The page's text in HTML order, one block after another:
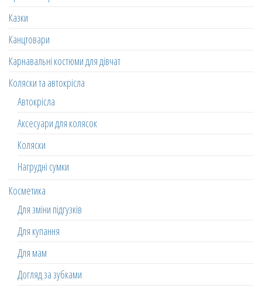
Казки
Канцтовари
Карнавальні костюми для дівчат
Коляски та автокрісла
Автокрісла
Аксесуари для колясок
Коляски
Нагрудні сумки
Косметика
Для зміни підгузків
Для купання
Для мам
Догляд за зубками